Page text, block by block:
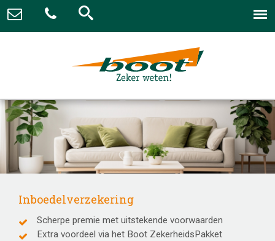
Inboedelverzekering
Scherpe premie met uitstekende voorwaarden
Extra voordeel via het Boot ZekerheidsPakket